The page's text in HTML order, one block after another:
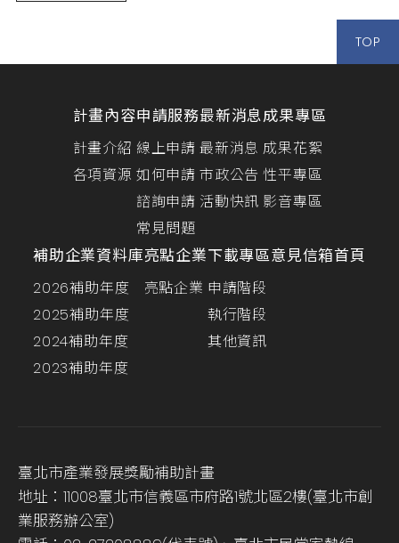
TOP
計畫內容
計畫介紹
各項資源
申請服務
線上申請
如何申請
諮詢申請
常見問題
最新消息
最新消息
市政公告
活動快訊
成果專區
成果花絮
性平專區
影音專區
補助企業資料庫
2026補助年度
2025補助年度
2024補助年度
2023補助年度
亮點企業
亮點企業
下載專區
申請階段
執行階段
其他資訊
意見信箱首頁
臺北市產業發展獎勵補助計畫
地址：11008臺北市信義區市府路1號北區2樓(臺北市創
業服務辦公室)